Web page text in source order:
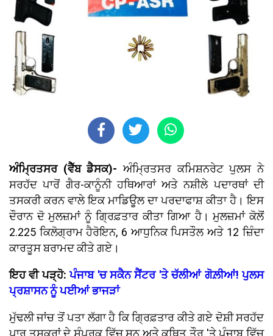
ਅੰਮ੍ਰਿਤਸਰ (ਵੈੱਬ ਡੈਸਕ)- ਅੰਮ੍ਰਿਤਸਰ ਕਮਿਸ਼ਨਰੇਟ ਪੁਲਸ ਨੇ
ਸਰਹੱਦ ਪਾਰੋਂ ਗੈਰ-ਕਾਨੂੰਨੀ ਹਥਿਆਰਾਂ ਅਤੇ ਨਸ਼ੀਲੇ ਪਦਾਰਥਾਂ ਦੀ
ਤਸਕਰੀ ਕਰਨ ਵਾਲੇ ਇਕ ਮਾਡਿਊਲ ਦਾ ਪਰਦਾਫਾਸ਼ ਕੀਤਾ ਹੈ। ਇਸ
ਦੌਰਾਨ ਦੋ ਮੁਲਜ਼ਮਾਂ ਨੂੰ ਗ੍ਰਿਫ਼ਤਾਰ ਕੀਤਾ ਗਿਆ ਹੈ। ਮੁਲਜ਼ਮਾਂ ਕੋਲੋਂ
2.225 ਕਿਲੋਗ੍ਰਾਮ ਹੈਰੋਇਨ, 6 ਆਧੁਨਿਕ ਪਿਸਤੌਲ ਅਤੇ 12 ਜ਼ਿੰਦਾ
ਕਾਰਤੂਸ ਬਰਾਮਦ ਕੀਤੇ ਗਏ।
ਇਹ ਵੀ ਪੜ੍ਹੋ:ਪੰਜਾਬ 'ਚ ਸਕੈਨ ਸੈਂਟਰ 'ਤੇ ਚੱਲੀਆਂ ਗੋਲ਼ੀਆਂ! ਪੁਲਸ
ਪ੍ਰਸ਼ਾਸਨ ਨੂੰ ਪਈਆਂ ਭਾਜੜਾਂ
ਮੁੱਢਲੀ ਜਾਂਚ ਤੋਂ ਪਤਾ ਲੱਗਾ ਹੈ ਕਿ ਗ੍ਰਿਫ਼ਤਾਰ ਕੀਤੇ ਗਏ ਦੋਸ਼ੀ ਸਰਹੱਦ
ਪਾਰ ਤਸਕਰਾਂ ਦੇ ਸੰਪਰਕ ਵਿੱਚ ਸਨ ਅਤੇ ਕਥਿਤ ਤੌਰ 'ਤੇ ਪੰਜਾਬ ਵਿੱਚ